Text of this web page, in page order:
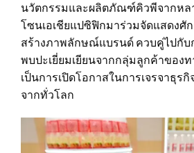
นวัตกรรมและผลิตภัณฑ์คิวพีจากหล
โซนเอเชียแปซิฟิกมาร่วมจัดแสดงศั
สร้างภาพลักษณ์แบรนด์ ควบคู่ไปกับ
พบปะเยี่ยมเยียนจากกลุ่มลูกค้าของท
เป็นการเปิดโอกาสในการเจรจาธุร
จากทั่วโลก